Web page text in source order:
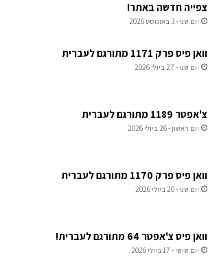
צפייה חדשה באתר!
יום שני - 3 באוגוסט 2026
וואן פיס פרק 1171 מתורגם לעברית
יום שני - 27 ביולי 2026
צ'אפטר 1189 מתורגם לעברית
יום ראשון - 26 ביולי 2026
וואן פיס פרק 1170 מתורגם לעברית
יום שני - 20 ביולי 2026
וואן פיס צ'אפטר 64 מתורגם לעברית!
יום שישי - 17 ביולי 2026